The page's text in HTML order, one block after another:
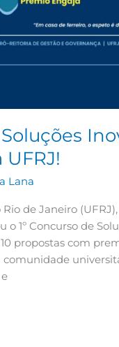
Lana
de Janeiro
o 1º Concurso de
propostas com